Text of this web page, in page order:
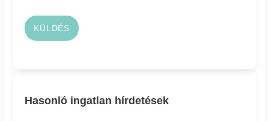
KÜLDÉS
Hasonló ingatlan hírdetések